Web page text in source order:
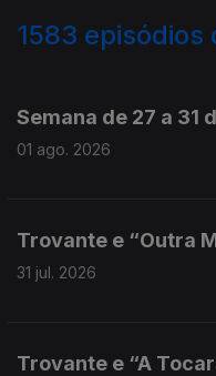
1583 episódios
Semana de 27 a 31
01 ago. 2026
Trovante e “Outra
31 jul. 2026
Trovante e “A